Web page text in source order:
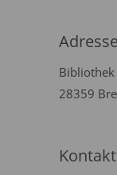
Adresse
Bibliothek
28359
Kontakt